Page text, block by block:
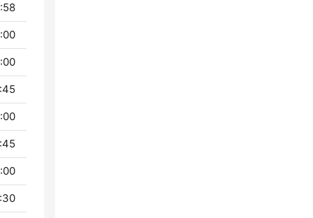
06:00
09:00
09:45
10:00
10:45
11:00
11:30
12:00